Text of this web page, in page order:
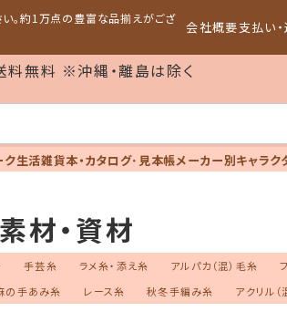
。約1万点の豊富な品揃えがござ
会社概要支払い
料無料 ※沖縄・離島は除く
ク生活雑貨本・カタログ･見本帳メーカー別キャラク
素材・資材
手芸糸 ラメ糸・添え糸 アルパカ（混）毛糸
の手あみ糸 レース糸 秋冬手編み糸 アクリル（